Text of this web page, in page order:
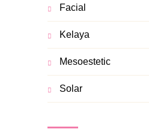
Facial
Kelaya
Mesoestetic
Solar